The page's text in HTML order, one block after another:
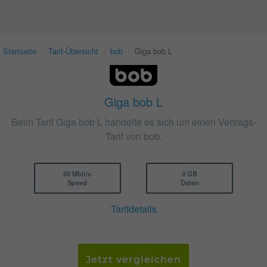
Startseite Tarif-Übersicht bob Giga bob L
Giga bob L
Beim Tarif Giga bob L handelte es sich um einen Vertrags-
Tarif von bob.
50 Mbit/s
Speed
9 GB
Daten
Tarifdetails
Jetzt vergleichen